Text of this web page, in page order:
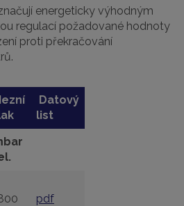
energeticky výhodným
regulací požadované hodnoty
proti překračování
Datový
list
pdf